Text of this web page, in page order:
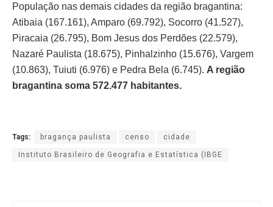
População nas demais cidades da região bragantina:
Atibaia (167.161), Amparo (69.792), Socorro (41.527),
Piracaia (26.795), Bom Jesus dos Perdões (22.579),
Nazaré Paulista (18.675), Pinhalzinho (15.676), Vargem
(10.863), Tuiuti (6.976) e Pedra Bela (6.745). A região
bragantina soma 572.477 habitantes.
Tags: bragança paulista censo cidade
Instituto Brasileiro de Geografia e Estatística (IBGE